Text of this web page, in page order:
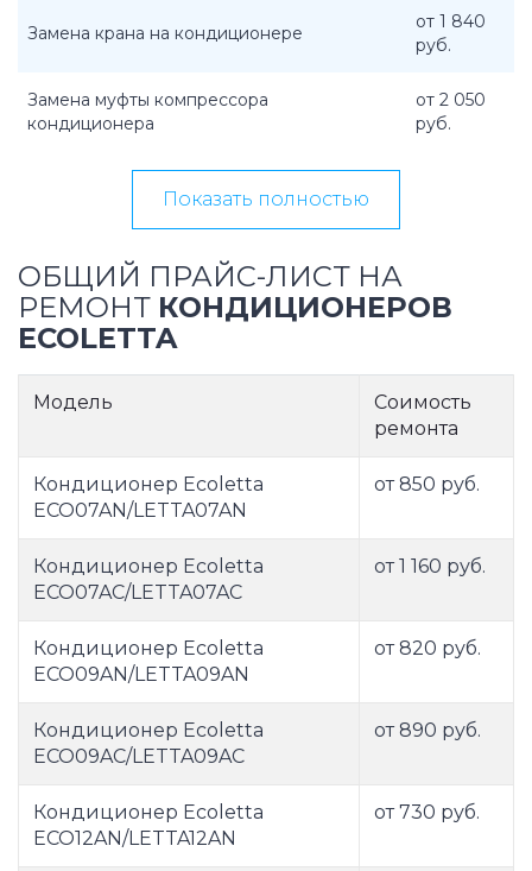
Замена крана на кондиционере
от 1 840
руб.
Замена муфты компрессора
кондиционера
от 2 050
руб.
Показать полностью
ОБЩИЙ ПРАЙС-ЛИСТ НА
РЕМОНТ КОНДИЦИОНЕРОВ
ECOLETTA
Модель
Соимость
ремонта
Кондиционер Ecoletta
ECO07AN/LETTA07AN
от 850 руб.
Кондиционер Ecoletta
ECO07AС/LETTA07AС
от 1 160 руб.
Кондиционер Ecoletta
ECO09AN/LETTA09AN
от 820 руб.
Кондиционер Ecoletta
ECO09AС/LETTA09AС
от 890 руб.
Кондиционер Ecoletta
ECO12AN/LETTA12AN
от 730 руб.